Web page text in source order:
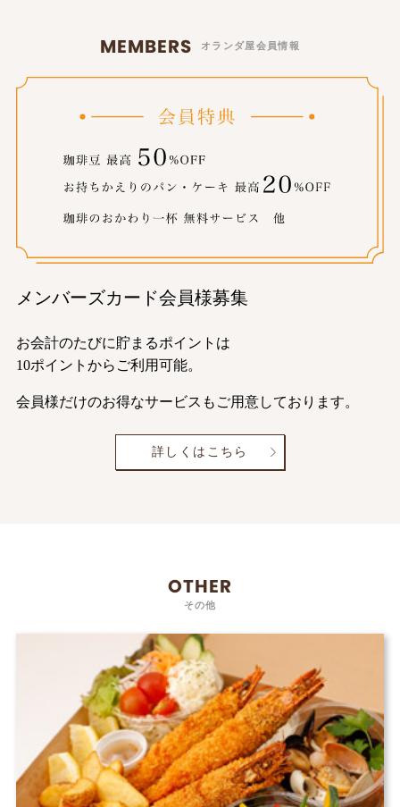
MEMBERS オランダ屋会員情報
メンバーズカード会員様募集
お会計のたびに貯まるポイントは
10ポイントからご利用可能。
会員様だけのお得なサービスもご用意しております。
詳しくはこちら
OTHER
その他